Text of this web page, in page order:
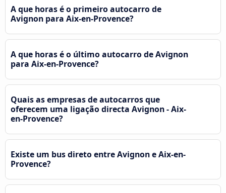
A que horas é o primeiro autocarro de
Avignon para Aix-en-Provence?
A que horas é o último autocarro de Avignon
para Aix-en-Provence?
Quais as empresas de autocarros que
oferecem uma ligação directa Avignon - Aix-
en-Provence?
Existe um bus direto entre Avignon e Aix-en-
Provence?